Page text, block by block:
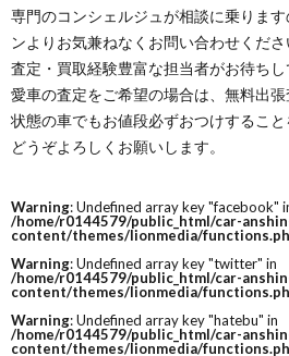
専門のコンシェルジュが相談に乗りま
ンよりお気兼ねなくお問い合わせくださ
査定・買取経験豊富な担当者がお待ちし
愛車の査定をご希望の場合は、無料出
状態の車でもお値段必ずおつけすること
どうぞよろしくお願いします。
Warning: Undefined array key "facebook"
/home/r0144579/public_html/car-
content/themes/lionmedia/
Warning: Undefined array key "twitter" in
/home/r0144579/public_html/car-
content/themes/lionmedia/
Warning: Undefined array key "hatebu" in
/home/r0144579/public_html/car-
content/themes/lionmedia/